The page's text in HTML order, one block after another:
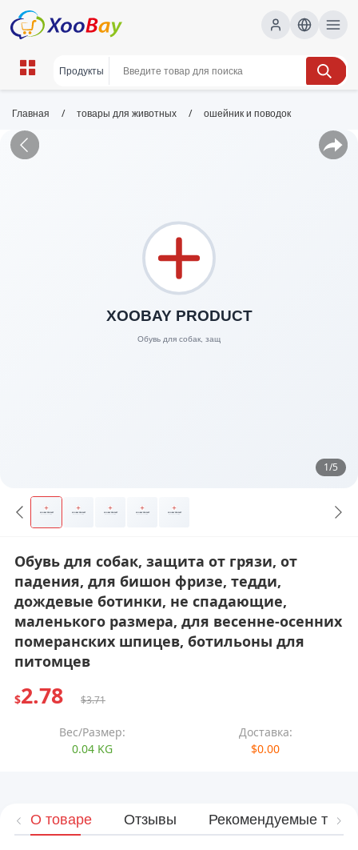
Главная / товары для животных / ошейник и поводок
1/5
Обувь для собак, защита от грязи, от
падения, для бишон фризе, тедди,
дождевые ботинки, не спадающие,
маленького размера, для весенне-осенних
померанских шпицев, ботильоны для
питомцев
$2.78 $3.71
Вес/Размер:
0.04 KG
Доставка:
$0.00
О товаре Отзывы Рекомендуемые